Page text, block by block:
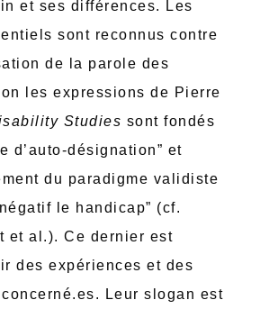
et ses différences. Les
sont reconnus contre
de la parole des
les expressions de Pierre
Studies sont fondés
d’auto-désignation” et
du paradigme validiste
le handicap” (cf.
et al.). Ce dernier est
des expériences et des
Leur slogan est